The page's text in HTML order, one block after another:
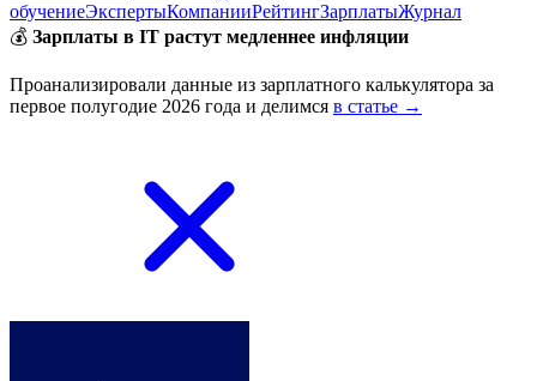
обучениеЭкспертыКомпанииРейтингЗарплатыЖурнал
💰 Зарплаты в IT растут медленнее инфляции
Проанализировали данные из зарплатного калькулятора за
первое полугодие 2026 года и делимся в статье →